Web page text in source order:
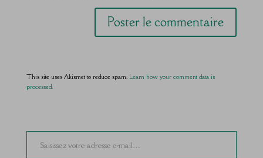
This site uses Akismet to reduce spam. Learn how your comment data is
processed.
Saisissez votre adresse e-mail…